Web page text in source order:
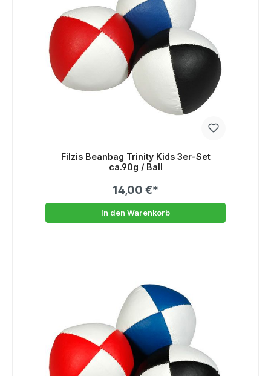
Filzis Beanbag Trinity Kids 3er-Set
ca.90g / Ball
14,00 €*
In den Warenkorb